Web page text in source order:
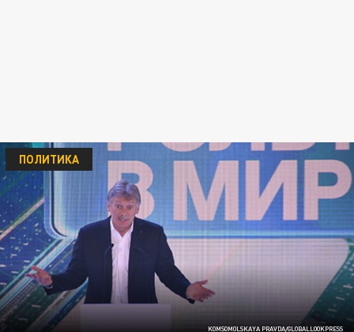
KOMSOMOLSKAYA PRAVDA/GLOBALLOOKPRESS
ПОЛИТИКА